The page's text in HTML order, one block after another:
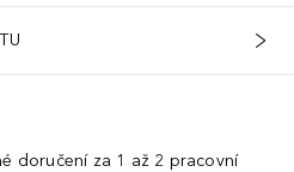
doručení za 1 až 2 pracovní